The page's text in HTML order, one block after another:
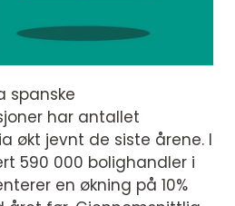
spanske
har antallet
økt jevnt de siste årene. I
590 000 bolighandler i
en økning på 10%